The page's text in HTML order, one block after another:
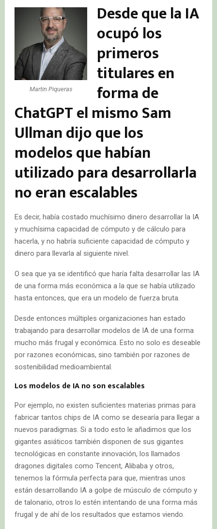
Martin Piqueras
Desde que la IA
ocupó los
primeros
titulares en
forma de
ChatGPT el mismo Sam
Ullman dijo que los
modelos que habían
utilizado para desarrollarla
no eran escalables
Es decir, había costado muchísimo dinero desarrollar la IA
y muchísima capacidad de cómputo y de cálculo para
hacerla, y no habría suficiente capacidad de cómputo y
dinero para llevarla al siguiente nivel.
O sea que ya se identificó que haría falta desarrollar las IA
de una forma más económica a la que se había utilizado
hasta entonces, que era un modelo de fuerza bruta.
Desde entonces múltiples organizaciones han estado
trabajando para desarrollar modelos de IA de una forma
mucho más frugal y económica. Esto no solo es deseable
por razones económicas, sino también por razones de
sostenibilidad medioambiental.
Los modelos de IA no son escalables
Por ejemplo, no existen suficientes materias primas para
fabricar tantos chips de IA como se desearía para llegar a
nuevos paradigmas. Si a todo esto le añadimos que los
gigantes asiáticos también disponen de sus gigantes
tecnológicas en constante innovación, los llamados
dragones digitales como Tencent, Alibaba y otros,
tenemos la fórmula perfecta para que, mientras unos
están desarrollando IA a golpe de músculo de cómputo y
de talonario, otros lo estén intentando de una forma más
frugal y de ahí de los resultados que estamos viendo.